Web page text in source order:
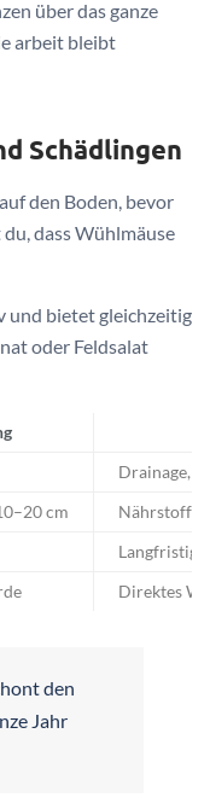
über das ganze
arbeit bleibt
Schädlingen
den Boden, bevor
dass Wühlmäuse
und bietet gleichzeitig
oder Feldsalat
Drainage,
cm
Direktes
den
Jahr